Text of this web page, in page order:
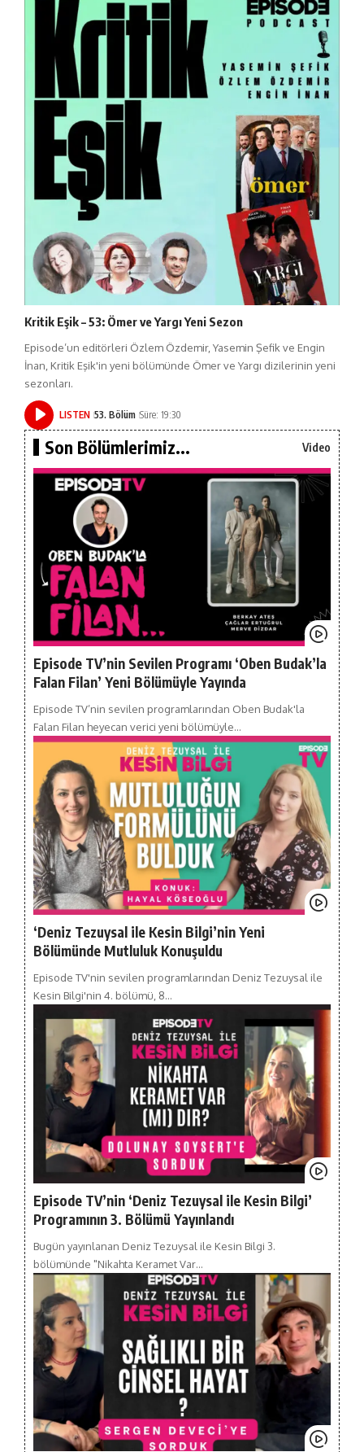
Kritik Eşik – 53: Ömer ve Yargı Yeni Sezon
Episode’un editörleri Özlem Özdemir, Yasemin Şefik ve Engin
İnan, Kritik Eşik'in yeni bölümünde Ömer ve Yargı dizilerinin yeni
sezonları.
LISTEN 53. Bölüm Süre: 19:30
Son Bölümlerimiz... Video
Episode TV’nin Sevilen Programı ‘Oben Budak’la
Falan Filan’ Yeni Bölümüyle Yayında
Episode TV’nin sevilen programlarından Oben Budak'la
Falan Filan heyecan verici yeni bölümüyle…
‘Deniz Tezuysal ile Kesin Bilgi’nin Yeni
Bölümünde Mutluluk Konuşuldu
Episode TV'nin sevilen programlarından Deniz Tezuysal ile
Kesin Bilgi'nin 4. bölümü, 8…
Episode TV’nin ‘Deniz Tezuysal ile Kesin Bilgi’
Programının 3. Bölümü Yayınlandı
Bugün yayınlanan Deniz Tezuysal ile Kesin Bilgi 3.
bölümünde "Nikahta Keramet Var…